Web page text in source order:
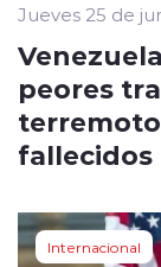
Jueves 25 de
peores
fallecidos
Internacional